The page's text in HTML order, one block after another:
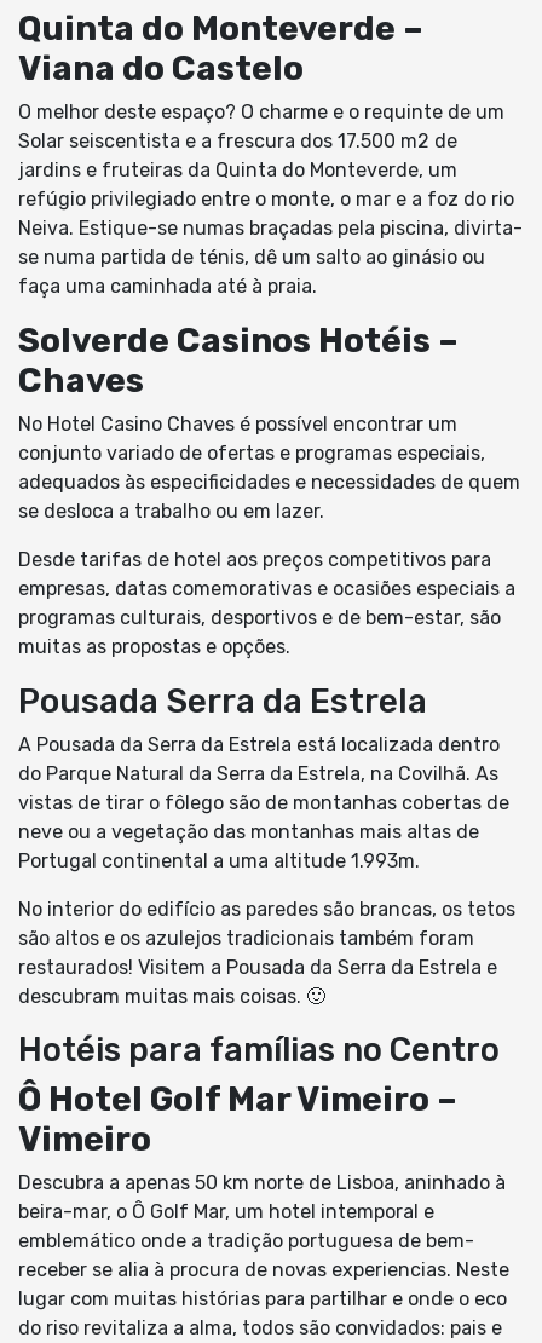
Quinta do Monteverde –
Viana do Castelo
O melhor deste espaço? O charme e o requinte de um
Solar seiscentista e a frescura dos 17.500 m2 de
jardins e fruteiras da Quinta do Monteverde, um
refúgio privilegiado entre o monte, o mar e a foz do rio
Neiva. Estique-se numas braçadas pela piscina, divirta-
se numa partida de ténis, dê um salto ao ginásio ou
faça uma caminhada até à praia.
Solverde Casinos Hotéis –
Chaves
No Hotel Casino Chaves é possível encontrar um
conjunto variado de ofertas e programas especiais,
adequados às especificidades e necessidades de quem
se desloca a trabalho ou em lazer.
Desde tarifas de hotel aos preços competitivos para
empresas, datas comemorativas e ocasiões especiais a
programas culturais, desportivos e de bem-estar, são
muitas as propostas e opções.
Pousada Serra da Estrela
A Pousada da Serra da Estrela está localizada dentro
do Parque Natural da Serra da Estrela, na Covilhã. As
vistas de tirar o fôlego são de montanhas cobertas de
neve ou a vegetação das montanhas mais altas de
Portugal continental a uma altitude 1.993m.
No interior do edifício as paredes são brancas, os tetos
são altos e os azulejos tradicionais também foram
restaurados! Visitem a Pousada da Serra da Estrela e
descubram muitas mais coisas. 🙂
Hotéis para famílias no Centro
Ô Hotel Golf Mar Vimeiro –
Vimeiro
Descubra a apenas 50 km norte de Lisboa, aninhado à
beira-mar, o Ô Golf Mar, um hotel intemporal e
emblemático onde a tradição portuguesa de bem-
receber se alia à procura de novas experiencias. Neste
lugar com muitas histórias para partilhar e onde o eco
do riso revitaliza a alma, todos são convidados: pais e